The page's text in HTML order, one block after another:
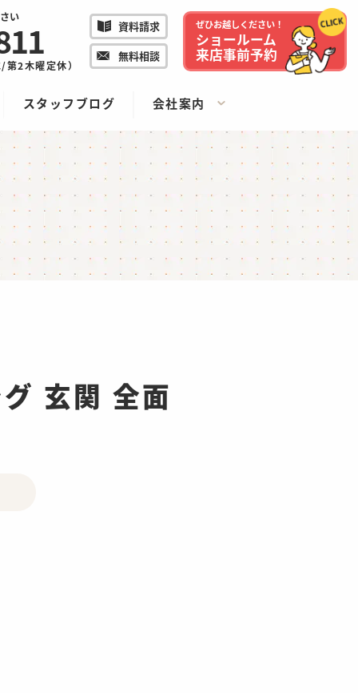
い
2木曜定休）
資料請求
無料相談
ぜひお越しください！
ショールーム
来店事前予約
スタッフブログ 会社案内
玄関 全面